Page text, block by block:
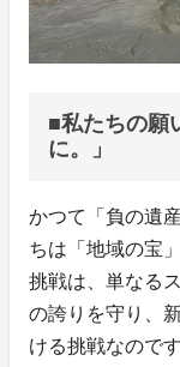
■私たちの願
に。」
かつて「負の遺
ちは「地域の宝
挑戦は、単なる
の誇りを守り、
ける挑戦なのです